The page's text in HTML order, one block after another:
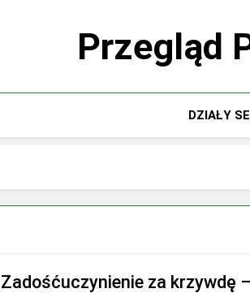
Przegląd
DZIAŁY
Zadośćuczynienie za krzywdę